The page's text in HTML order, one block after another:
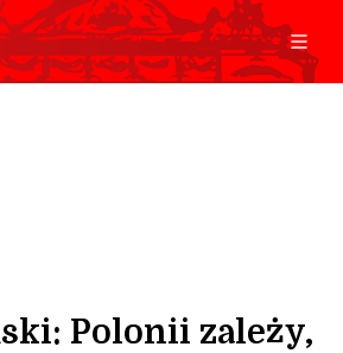
Polonii zależy,